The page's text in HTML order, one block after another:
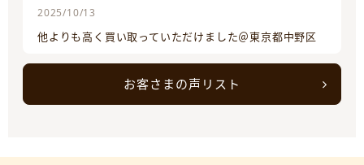
2025/10/13
他よりも高く買い取っていただけました＠東京都中野区
お客さまの声リスト